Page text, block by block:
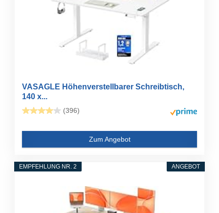
VASAGLE Höhenverstellbarer Schreibtisch,
140 x...
(396)
Zum Angebot
ANGEBOT
EMPFEHLUNG NR. 2